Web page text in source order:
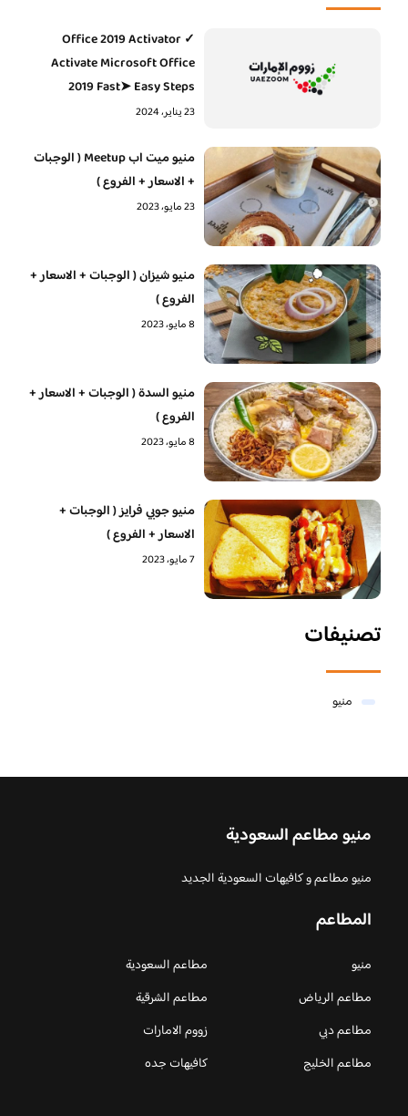
Office 2019 Activator ✓
Activate Microsoft Office
2019 Fast➤ Easy Steps
23 يناير، 2024
منيو ميت اب Meetup ( الوجبات
+ الاسعار + الفروع )
23 مايو، 2023
منيو شيزان ( الوجبات + الاسعار +
الفروع )
8 مايو، 2023
منيو السدة ( الوجبات + الاسعار +
الفروع )
8 مايو، 2023
منيو جوبي فرايز ( الوجبات +
الاسعار + الفروع )
7 مايو، 2023
تصنيفات
منيو
منيو مطاعم السعودية
منيو مطاعم و كافيهات السعودية الجديد
المطاعم
منيو
مطاعم السعودية
مطاعم الرياض
مطاعم الشرقية
مطاعم دبي
زووم الامارات
مطاعم الخليج
كافيهات جده